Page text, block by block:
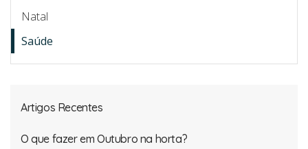
Natal
Saúde
Artigos Recentes
O que fazer em Outubro na horta?